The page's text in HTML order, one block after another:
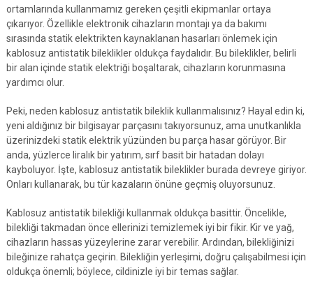
ortamlarında kullanmamız gereken çeşitli ekipmanlar ortaya
çıkarıyor. Özellikle elektronik cihazların montajı ya da bakımı
sırasında statik elektrikten kaynaklanan hasarları önlemek için
kablosuz antistatik bileklikler oldukça faydalıdır. Bu bileklikler, belirli
bir alan içinde statik elektriği boşaltarak, cihazların korunmasına
yardımcı olur.
Peki, neden kablosuz antistatik bileklik kullanmalısınız? Hayal edin ki,
yeni aldığınız bir bilgisayar parçasını takıyorsunuz, ama unutkanlıkla
üzerinizdeki statik elektrik yüzünden bu parça hasar görüyor. Bir
anda, yüzlerce liralık bir yatırım, sırf basit bir hatadan dolayı
kayboluyor. İşte, kablosuz antistatik bileklikler burada devreye giriyor.
Onları kullanarak, bu tür kazaların önüne geçmiş oluyorsunuz.
Kablosuz antistatik bilekliği kullanmak oldukça basittir. Öncelikle,
bilekliği takmadan önce ellerinizi temizlemek iyi bir fikir. Kir ve yağ,
cihazların hassas yüzeylerine zarar verebilir. Ardından, bilekliğinizi
bileğinize rahatça geçirin. Bilekliğin yerleşimi, doğru çalışabilmesi için
oldukça önemli; böylece, cildinizle iyi bir temas sağlar.